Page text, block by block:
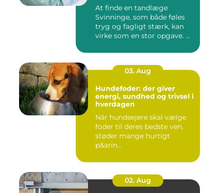
At finde en tandlæge
Svinninge, som både føles
tryg og fagligt stærk, kan
virke som en stor opgave. ...
03. Aug
Hundefoder: der giver
energi, sundhed og trivsel i
hverdagen
Når hundeejere skal vælge
foder til deres bedste ven,
støder mange hurtigt
p&arin...
02. Aug